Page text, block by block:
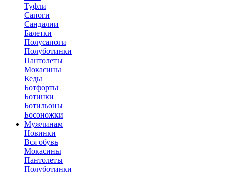
Туфли
Сапоги
Сандалии
Балетки
Полусапоги
Полуботинки
Пантолеты
Мокасины
Кеды
Ботфорты
Ботинки
Ботильоны
Босоножки
Мужчинам
Новинки
Вся обувь
Мокасины
Пантолеты
Полуботинки